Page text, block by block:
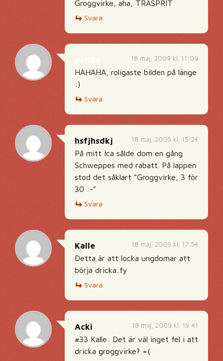
Groggvirke, aha, TRÄSPRIT
Svara
18 maj, 2009 kl. 11:09
HAHAHA, roligaste bilden på länge
:)
Svara
18 maj, 2009 kl. 15:24
hsfjhsdkj
På mitt Ica sålde dom en gång
Schweppes med rabatt. På lappen
stod det såklart ”Groggvirke, 3 för
30 :-”
Svara
18 maj, 2009 kl. 17:54
Kalle
Detta är att locka ungdomar att
börja dricka..fy
Svara
18 maj, 2009 kl. 19:41
Acki
#33 Kalle: Det är väl inget fel i att
dricka groggvirke? =(